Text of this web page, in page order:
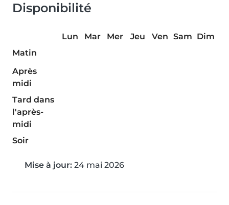
Disponibilité
Lun Mar Mer Jeu Ven Sam Dim
Matin
Après
midi
Tard dans
l'après-
midi
Soir
Mise à jour: 24 mai 2026